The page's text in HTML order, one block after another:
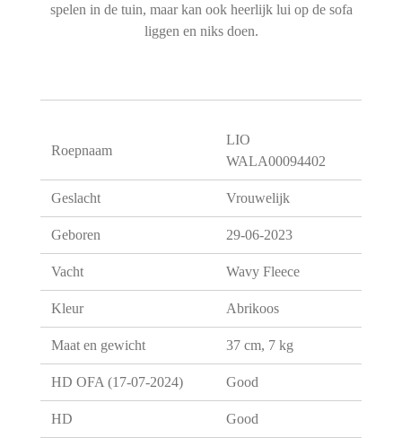
spelen in de tuin, maar kan ook heerlijk lui op de sofa
liggen en niks doen.
Roepnaam
LIO
WALA00094402
Geslacht Vrouwelijk
Geboren 29-06-2023
Vacht Wavy Fleece
Kleur Abrikoos
Maat en gewicht 37 cm, 7 kg
HD OFA (17-07-2024) Good
HD Good